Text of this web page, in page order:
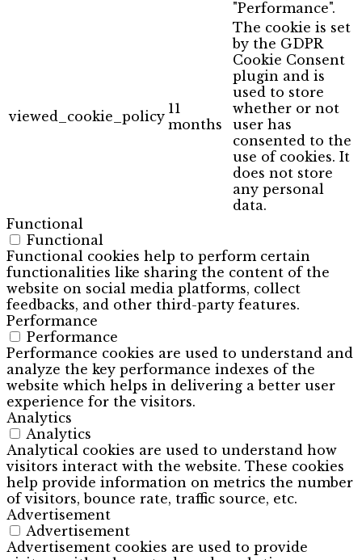
"Performance".
viewed_cookie_policy 11
months
The cookie is set
by the GDPR
Cookie Consent
plugin and is
used to store
whether or not
user has
consented to the
use of cookies. It
does not store
any personal
data.
Functional
Functional
Functional cookies help to perform certain
functionalities like sharing the content of the
website on social media platforms, collect
feedbacks, and other third-party features.
Performance
Performance
Performance cookies are used to understand and
analyze the key performance indexes of the
website which helps in delivering a better user
experience for the visitors.
Analytics
Analytics
Analytical cookies are used to understand how
visitors interact with the website. These cookies
help provide information on metrics the number
of visitors, bounce rate, traffic source, etc.
Advertisement
Advertisement
Advertisement cookies are used to provide